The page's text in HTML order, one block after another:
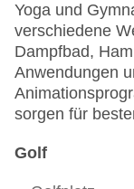
Yoga und
verschiedene
Dampfbad,
Anwendungen
sorgen für
Golf